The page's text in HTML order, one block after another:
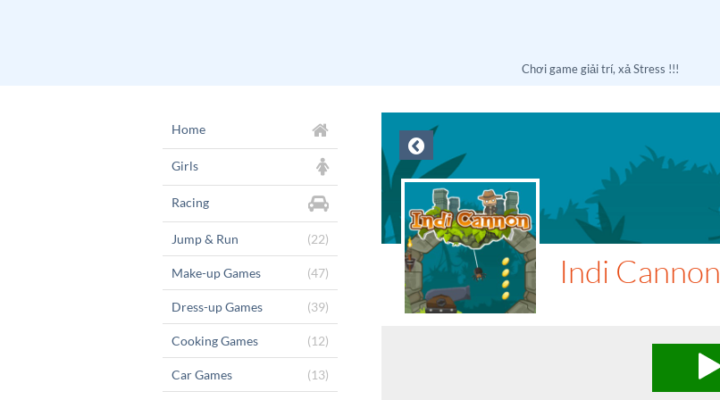
Chơi game giải trí, xả Stress !!!
Home
Girls
Racing
(22)
Jump & Run
(47)
Make-up Games
(39)
Dress-up Games
(12)
Cooking Games
(13)
Car Games
Indi Cannon